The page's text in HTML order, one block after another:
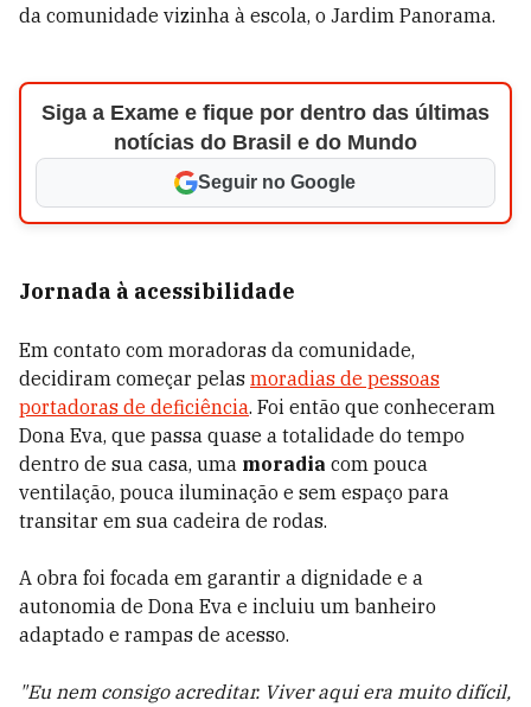
da comunidade vizinha à escola, o Jardim Panorama.
Siga a Exame e fique por dentro das últimas
notícias do Brasil e do Mundo
Seguir no Google
Jornada à acessibilidade
Em contato com moradoras da comunidade,
decidiram começar pelas moradias de pessoas
portadoras de deficiência. Foi então que conheceram
Dona Eva, que passa quase a totalidade do tempo
dentro de sua casa, uma moradia com pouca
ventilação, pouca iluminação e sem espaço para
transitar em sua cadeira de rodas.
A obra foi focada em garantir a dignidade e a
autonomia de Dona Eva e incluiu um banheiro
adaptado e rampas de acesso.
"Eu nem consigo acreditar. Viver aqui era muito difícil,